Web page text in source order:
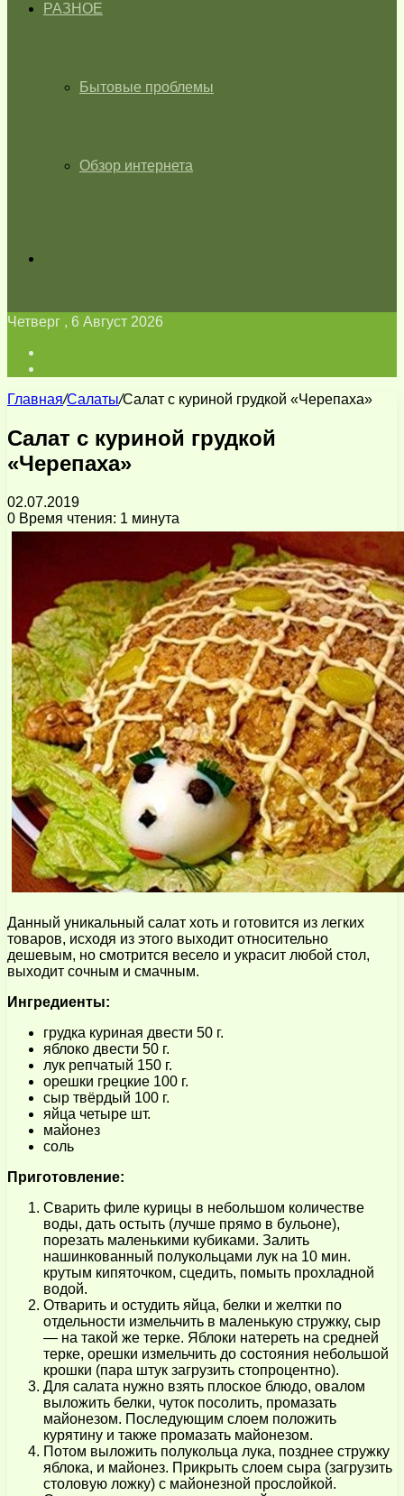
РАЗНОЕ
Бытовые проблемы
Обзор интернета
Четверг , 6 Август 2026
Главная/Салаты/Салат с куриной грудкой «Черепаха»
Салат с куриной грудкой
«Черепаха»
02.07.2019
0 Время чтения: 1 минута
Данный уникальный салат хоть и готовится из легких
товаров, исходя из этого выходит относительно
дешевым, но смотрится весело и украсит любой стол,
выходит сочным и смачным.
Ингредиенты:
грудка куриная двести 50 г.
яблоко двести 50 г.
лук репчатый 150 г.
орешки грецкие 100 г.
сыр твёрдый 100 г.
яйца четыре шт.
майонез
соль
Приготовление:
Сварить филе курицы в небольшом количестве
воды, дать остыть (лучше прямо в бульоне),
порезать маленькими кубиками. Залить
нашинкованный полукольцами лук на 10 мин.
крутым кипяточком, сцедить, помыть прохладной
водой.
Отварить и остудить яйца, белки и желтки по
отдельности измельчить в маленькую стружку, сыр
— на такой же терке. Яблоки натереть на средней
терке, орешки измельчить до состояния небольшой
крошки (пара штук загрузить стопроцентно).
Для салата нужно взять плоское блюдо, овалом
выложить белки, чуток посолить, промазать
майонезом. Последующим слоем положить
курятину и также промазать майонезом.
Потом выложить полукольца лука, позднее стружку
яблока, и майонез. Прикрыть слоем сыра (загрузить
столовую ложку) с майонезной прослойкой.